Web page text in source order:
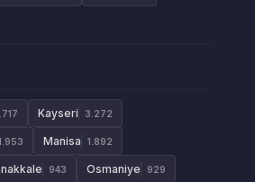
Kayseri 3.272
Manisa 1.892
943 Osmaniye 929